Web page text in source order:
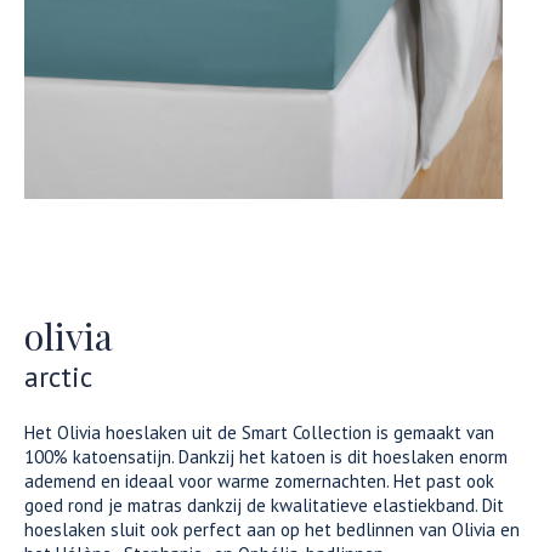
olivia
arctic
Het Olivia hoeslaken uit de Smart Collection is gemaakt van
100% katoensatijn. Dankzij het katoen is dit hoeslaken enorm
ademend en ideaal voor warme zomernachten. Het past ook
goed rond je matras dankzij de kwalitatieve elastiekband. Dit
hoeslaken sluit ook perfect aan op het bedlinnen van Olivia en